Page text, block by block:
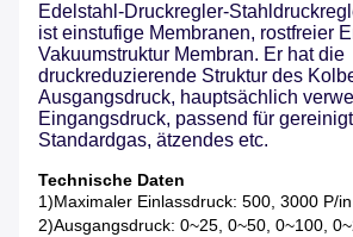
Edelstahl-Druckregler-
ist einstufige Membranen, rostfreier
Vakuumstruktur Membran. Er hat die
druckreduzierende Struktur des
Ausgangsdruck, hauptsächlich
Eingangsdruck, passend für
Standardgas, ätzendes etc.
Technische Daten
1)Maximaler Einlassdruck: 500, 3000 P/in
2)Ausgangsdruck: 0~25, 0~50, 0~100,